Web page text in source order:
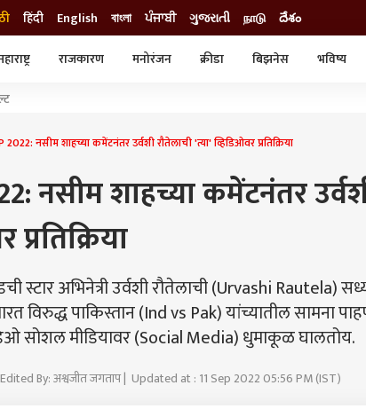
हिंदी English বাংলা ਪੰਜਾਬੀ ગુજરાતી நாடு దేశం
राजकारण मनोरंजन क्रीडा बिझनेस भविष्य
विश्व ट्रेडिंग
2022: नसीम शाहच्या कमेंटनंतर उर्वशी रौतेलाची 'त्या' व्हिडिओवर प्रतिक्रिया
नसीम शाहच्या कमेंटनंतर
स्टार अभिनेत्री उर्वशी रौतेलाची (Urvashi Rautela)
विरुद्ध पाकिस्तान (Ind vs Pak) यांच्यातील सामना
सोशल मीडियावर (Social Media) धुमाकूळ घालतोय.
By: अश्वजीत जगताप | Updated at : 11 Sep 2022 05:56 PM (IST)